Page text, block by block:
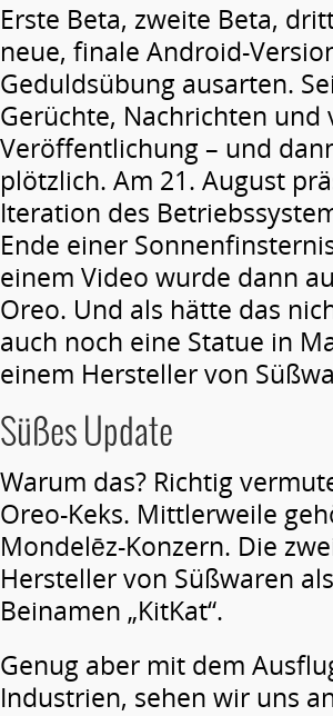
Erste Beta, zweite Beta,
neue, finale Android-
Geduldsübung ausarten.
Gerüchte, Nachrichten
Veröffentlichung – und
plötzlich. Am 21. August
Iteration des
Ende einer
einem Video wurde dann
Oreo. Und als hätte das
auch noch eine Statue in
einem Hersteller von
Süßes Update
Warum das? Richtig
Oreo-Keks. Mittlerweile
Mondelēz-Konzern. Die
Hersteller von Süßwaren
Beinamen „KitKat“.
Genug aber mit dem
Industrien, sehen wir uns